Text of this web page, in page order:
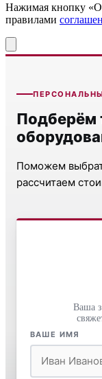
Нажимая кнопку
правилами
Подберём
Поможем
рассчитаем
Ваша
ВАШЕ ИМЯ